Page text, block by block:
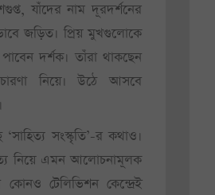
যাঁদের নাম দূরদর্শনের
জড়িত। প্রিয় মুখগুলোকে
দর্শক। তাঁরা থাকছেন
নিয়ে। উঠে আসবে
সংস্কৃতি’-র কথাও।
নিয়ে এমন আলোচনামূলক
কোনও টেলিভিশন কেন্দ্রেই